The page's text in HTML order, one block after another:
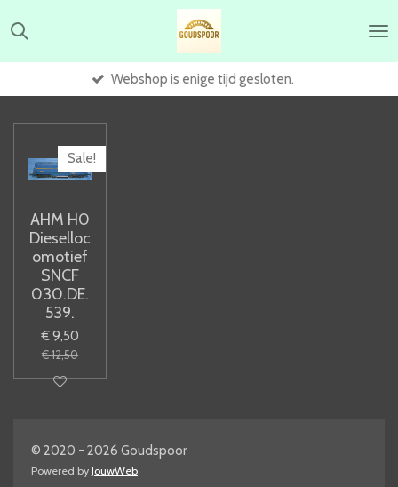
direct
hoofdinhoud
Webshop is enige tijd gesloten.
Sale!
AHM H0
Dieselloc
omotief
SNCF
030.DE.
539.
€ 9,50
€ 12,50
© 2020 - 2026 Goudspoor
Powered by JouwWeb